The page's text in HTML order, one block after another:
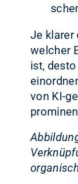
Je klarer
welcher
ist,
von KI-